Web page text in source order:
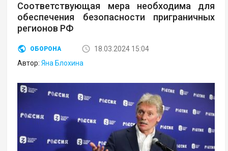
Соответствующая мера необходима для
обеспечения безопасности приграничных
регионов РФ
ОБОРОНА
18.03.2024 15:04
Автор:Яна Блохина